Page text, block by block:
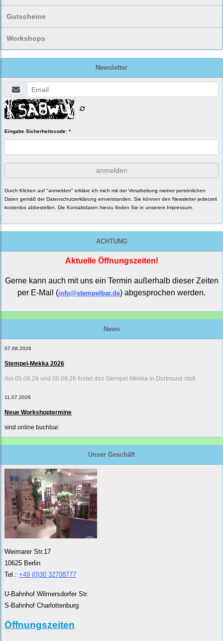
Gutscheine
Workshops
Newsletter
Eingabe Sicherheitscode: *
anmelden
Durch Klicken auf "anmelden" erkläre ich mich mit der Verarbeitung meiner persönlichen
Daten gemäß der Datenschutzerklärung einverstanden. Sie können den Newsletter jederzeit
kostenlos abbestellen. Die Kontaktdaten hierzu finden Sie in unserem Impressum.
ACHTUNG
Aktuelle Öffnungszeiten!
Gerne kann auch mit uns ein Termin außerhalb dieser Zeiten
per E-Mail (info@stempelbar.de) abgesprochen werden.
News
07.08.2026
Stempel-Mekka 2026
Am 05.09.26 und 06.09.26 findet das Stempel-Mekka in Dortmund statt.
11.07.2026
Neue Workshoptermine
sind online buchbar.
Unser Geschäft
Weimarer Str.17
10625 Berlin
Tel.: +49 (0)30 32708777
U-Bahnhof Wilmersdorfer Str.
S-Bahnhof Charlottenburg
Öffnungszeiten